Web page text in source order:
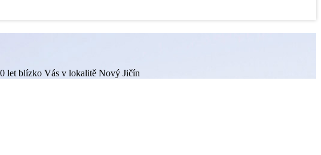
let blízko Vás v lokalitě Nový Jičín